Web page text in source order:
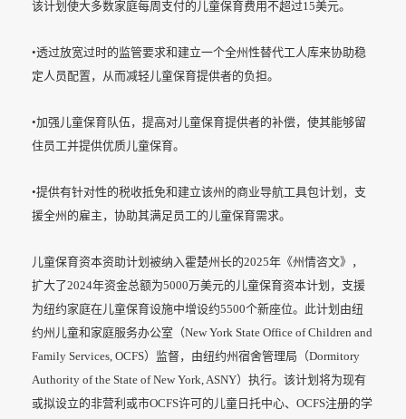
该计划使大多数家庭每周支付的儿童保育费用不超过15美元。
•透过放宽过时的监管要求和建立一个全州性替代工人库来协助稳
定人员配置，从而减轻儿童保育提供者的负担。
•加强儿童保育队伍，提高对儿童保育提供者的补偿，使其能够留
住员工并提供优质儿童保育。
•提供有针对性的税收抵免和建立该州的商业导航工具包计划，支
援全州的雇主，协助其满足员工的儿童保育需求。
儿童保育资本资助计划被纳入霍楚州长的2025年《州情咨文》，
扩大了2024年资金总额为5000万美元的儿童保育资本计划，支援
为纽约家庭在儿童保育设施中增设约5500个新座位。此计划由纽
约州儿童和家庭服务办公室（New York State Office of Children and
Family Services, OCFS）监督，由纽约州宿舍管理局（Dormitory
Authority of the State of New York, ASNY）执行。该计划将为现有
或拟设立的非营利或市OCFS许可的儿童日托中心、OCFS注册的学